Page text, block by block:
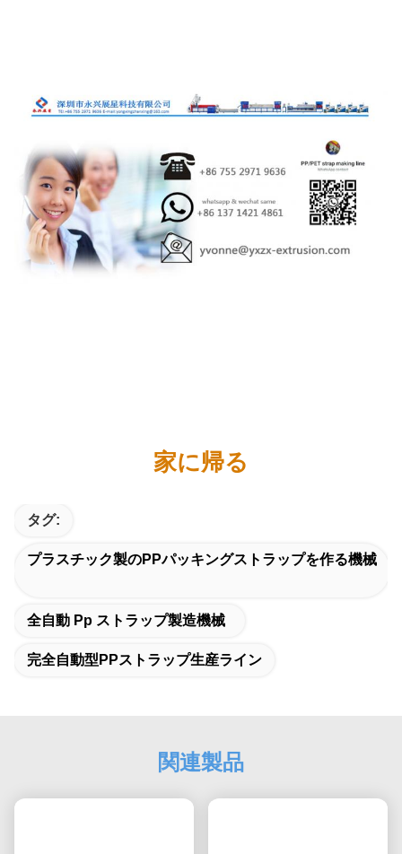
家に帰る
タグ:
プラスチック製のPPパッキングストラップを作る機械
全自動 Pp ストラップ製造機械
完全自動型PPストラップ生産ライン
関連製品